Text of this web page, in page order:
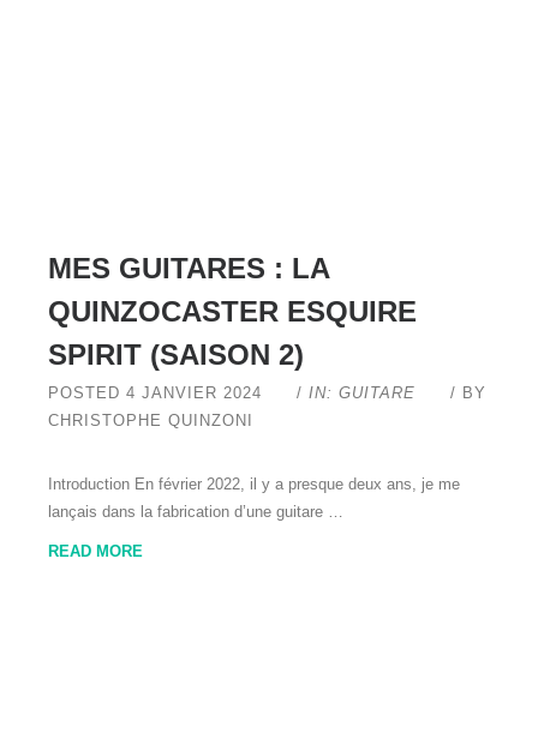
MES GUITARES : LA
QUINZOCASTER ESQUIRE
SPIRIT (SAISON 2)
POSTED 4 JANVIER 2024 / IN: GUITARE
/ BY
CHRISTOPHE QUINZONI
Introduction En février 2022, il y a presque deux ans, je me
lançais dans la fabrication d’une guitare …
READ MORE